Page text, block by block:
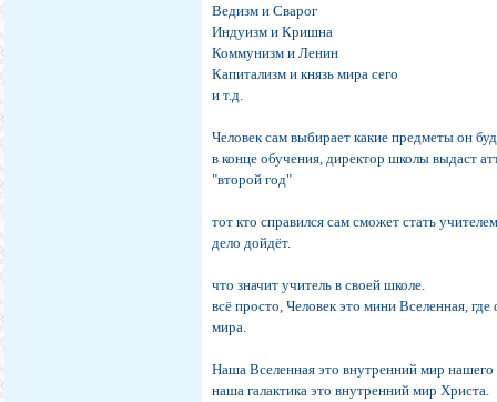
Ведизм и Сварог
Индуизм и Кришна
Коммунизм и Ленин
Капитализм и князь мира сего
и т.д.
Человек сам выбирает какие предметы он
в конце обучения, директор школы выдаст
"второй год"
тот кто справился сам сможет стать
дело дойдёт.
что значит учитель в своей школе.
всё просто, Человек это мини Вселенная,
мира.
Наша Вселенная это внутренний мир нашего
наша галактика это внутренний мир Христа.